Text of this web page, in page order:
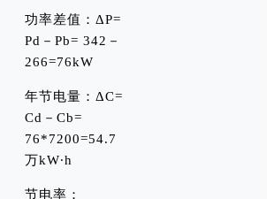
功率差值：ΔP=
Pd－Pb= 342－
266=76kW
年节电量：ΔC=
Cd－Cb=
76*7200=54.7
万kW·h
节电率：